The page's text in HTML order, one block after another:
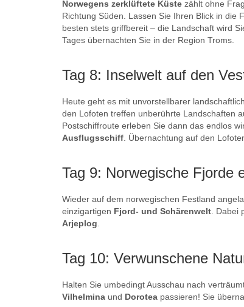
Norwegens zerklüftete Küste zählt ohne
Richtung Süden. Lassen Sie Ihren Blick in die
besten stets griffbereit – die Landschaft wird
Tages übernachten Sie in der Region Troms.
Tag 8: Inselwelt auf den
Heute geht es mit unvorstellbarer
den Lofoten treffen unberührte Landschaften
Postschiffroute erleben Sie dann das endlos
Ausflugsschiff . Übernachtung auf den
Tag 9: Norwegische Fjorde
Wieder auf dem norwegischen Festland
einzigartigen Fjord- und Schärenwelt .
Arjeplog
Tag 10: Verwunschene
Halten Sie umbedingt Ausschau nach
Vilhelmina und Dorotea passieren! Sie